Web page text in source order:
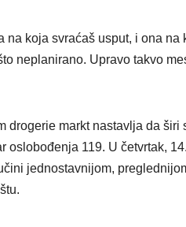
na koja svraćaš usput, i ona
neplanirano. Upravo takvo
drogerie markt nastavlja da
oslobođenja 119. U četvrtak,
jednostavnijom,